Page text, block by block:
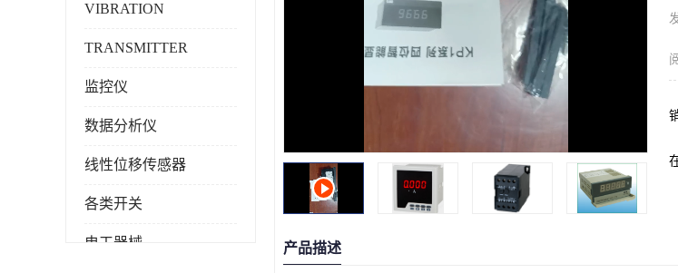
VIBRATION
TRANSMITTER
监控仪
数据分析仪
线性位移传感器
各类开关
电工器械 产品描述